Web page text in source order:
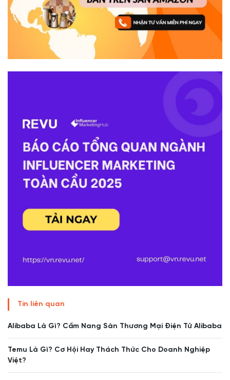
Tin liên quan
Alibaba Là Gì? Cẩm Nang Sàn Thương Mại Điện Tử Alibaba
Temu Là Gì? Cơ Hội Hay Thách Thức Cho Doanh Nghiệp
Việt?